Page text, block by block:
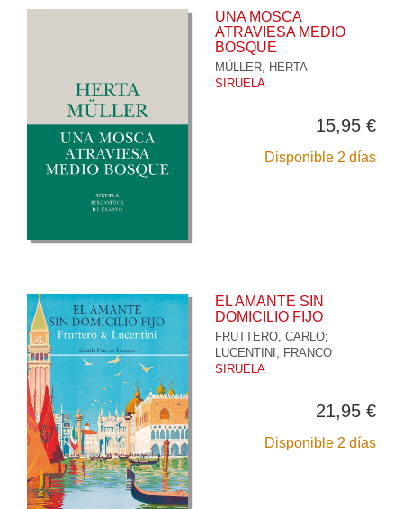
UNA MOSCA
ATRAVIESA MEDIO
BOSQUE
MÜLLER, HERTA
SIRUELA
15,95 €
Disponible 2 días
EL AMANTE SIN
DOMICILIO FIJO
FRUTTERO, CARLO;
LUCENTINI, FRANCO
SIRUELA
21,95 €
Disponible 2 días